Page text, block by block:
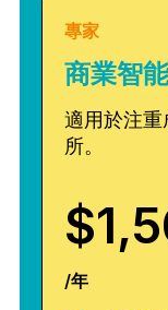
專家
商業智能
適用於注
所。
/年